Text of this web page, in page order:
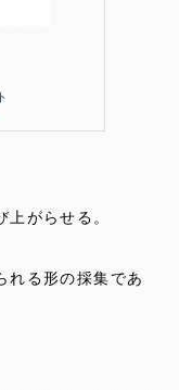
がらせる。
れる形の採集であ